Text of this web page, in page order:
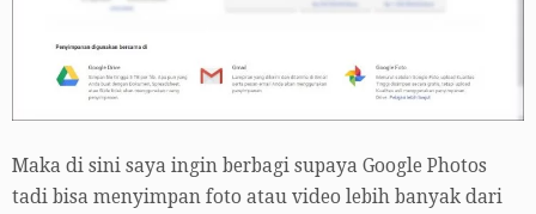
Maka di sini saya ingin berbagi supaya Google Photos
tadi bisa menyimpan foto atau video lebih banyak dari